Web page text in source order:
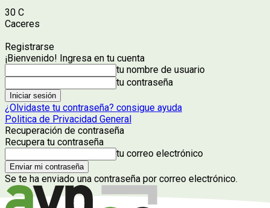
30 C
Caceres
Registrarse
¡Bienvenido! Ingresa en tu cuenta
tu nombre de usuario
tu contraseña
¿Olvidaste tu contraseña? consigue ayuda
Politica de Privacidad General
Recuperación de contraseña
Recupera tu contraseña
tu correo electrónico
Se te ha enviado una contraseña por correo electrónico.